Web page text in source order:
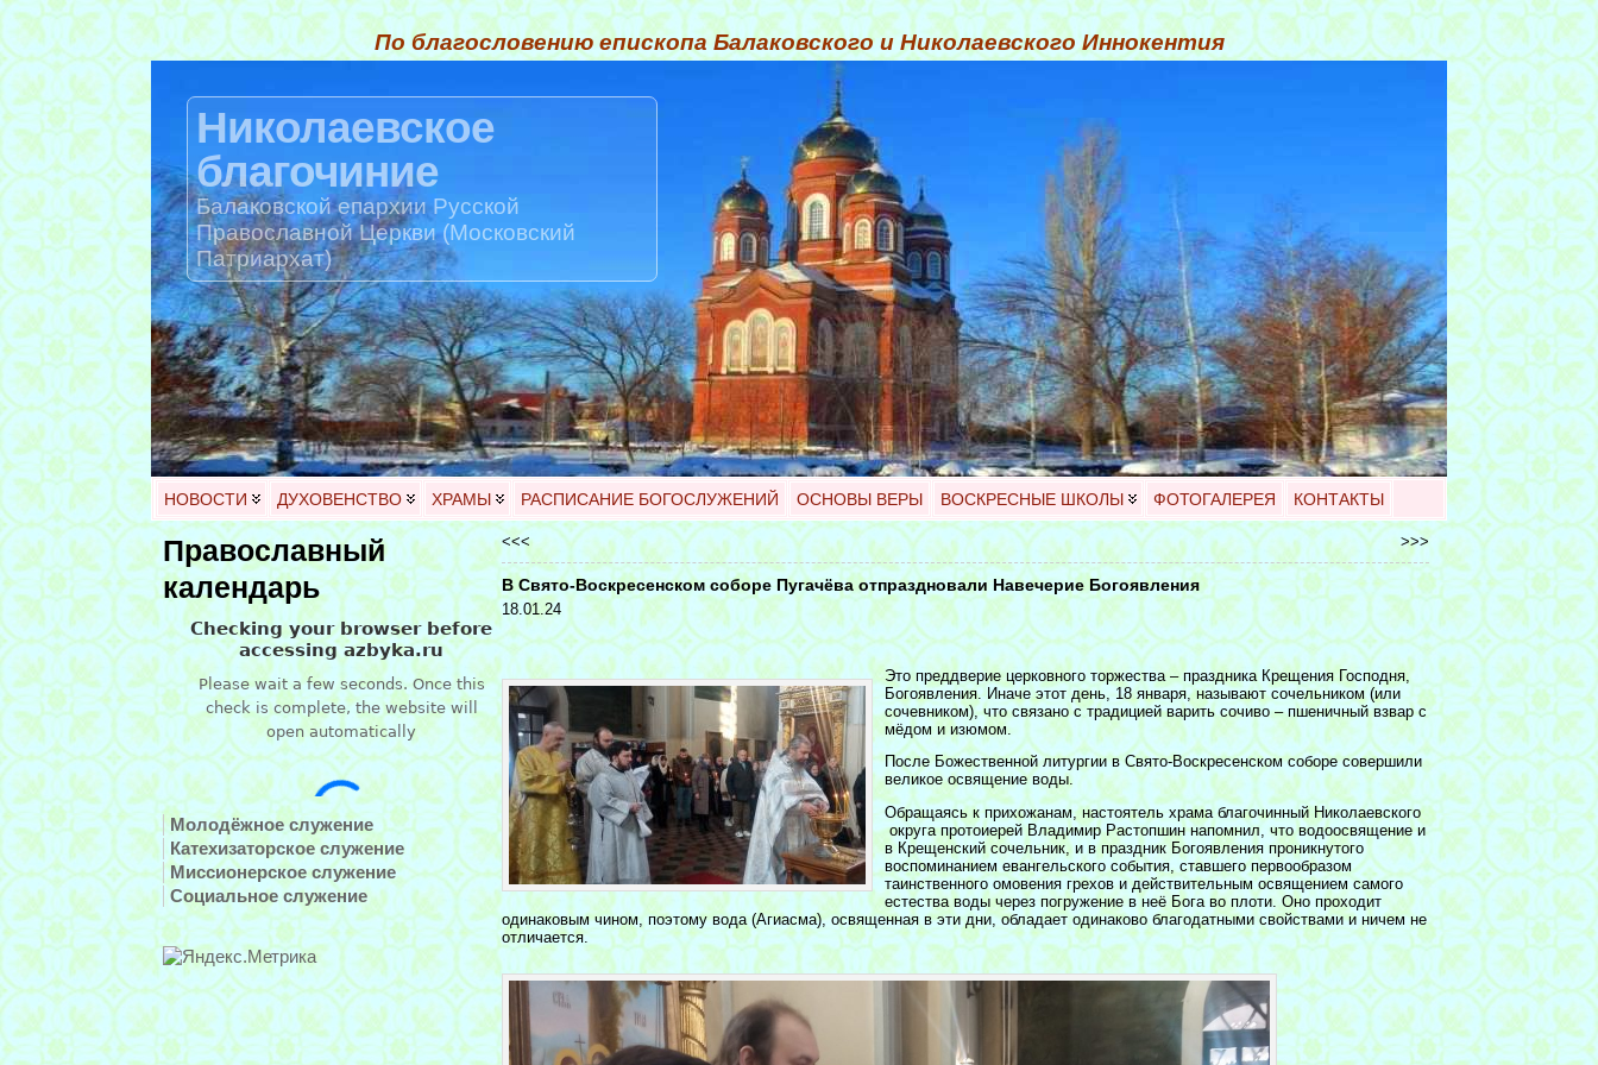
По благословению епископа Балаковского и Николаевского Иннокентия
Николаевское
благочиние
Балаковской епархии Русской
Православной Церкви (Московский
Патриархат)
НОВОСТИ ДУХОВЕНСТВО ХРАМЫ РАСПИСАНИЕ БОГОСЛУЖЕНИЙ ОСНОВЫ ВЕРЫ ВОСКРЕСНЫЕ ШКОЛЫ ФОТОГАЛЕРЕЯ КОНТАКТЫ
Православный
календарь
Молодёжное служение
Катехизаторское служение
Миссионерское служение
Социальное служение
<<< >>>
В Свято-Воскресенском соборе Пугачёва отпраздновали Навечерие Богоявления
18.01.24
Это преддверие церковного торжества – праздника Крещения Господня,
Богоявления. Иначе этот день, 18 января, называют сочельником (или
сочевником), что связано с традицией варить сочиво – пшеничный взвар с
мёдом и изюмом.
После Божественной литургии в Свято-Воскресенском соборе совершили
великое освящение воды.
Обращаясь к прихожанам, настоятель храма благочинный Николаевского
округа протоиерей Владимир Растопшин напомнил, что водоосвящение и
в Крещенский сочельник, и в праздник Богоявления проникнутого
воспоминанием евангельского события, ставшего первообразом
таинственного омовения грехов и действительным освящением самого
естества воды через погружение в неё Бога во плоти. Оно проходит
одинаковым чином, поэтому вода (Агиасма), освященная в эти дни, обладает одинаково благодатными свойствами и ничем не
отличается.